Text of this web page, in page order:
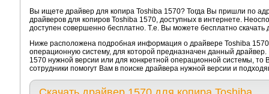
Вы ищете драйвер для копира Toshiba 1570? Тогда Вы пришли по
драйверов для копиров Toshiba 1570, доступных в интернете.
доступен совершенно бесплатно. Т.е. Вы можете бесплатно
Ниже расположена подробная информация о драйвере Toshiba
операционную систему, для которой предназначен данный
1570 нужной версии или для конкретной операционной системы, то
сотрудники помогут Вам в поиске драйвера нужной версии и